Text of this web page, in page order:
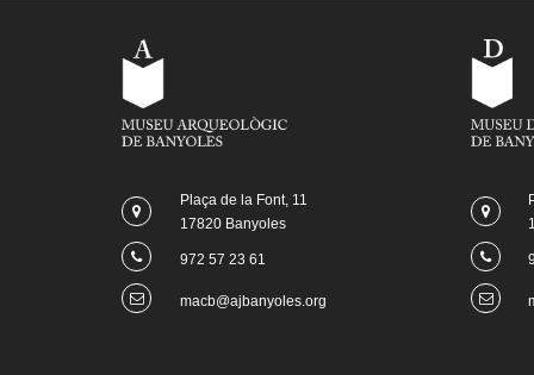
Plaça de la Font, 11
17820 Banyoles
972 57 23 61
macb@ajbanyoles.org